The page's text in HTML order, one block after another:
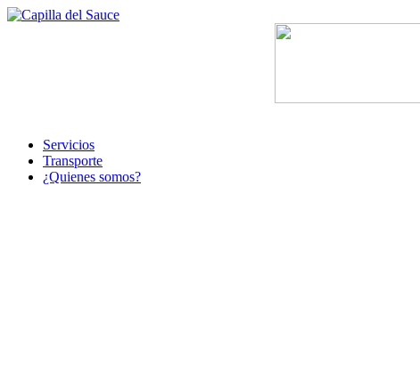
Servicios
Transporte
¿Quienes somos?